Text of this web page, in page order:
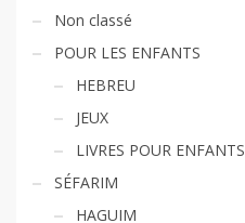
Non classé
POUR LES ENFANTS
HEBREU
JEUX
LIVRES POUR ENFANTS
SÉFARIM
HAGUIM